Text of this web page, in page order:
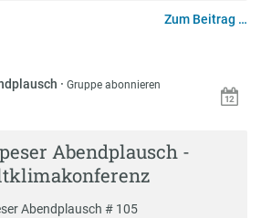
Zum Beitrag …
·Gruppe abonnieren
Abendplausch -
Abendplausch # 105